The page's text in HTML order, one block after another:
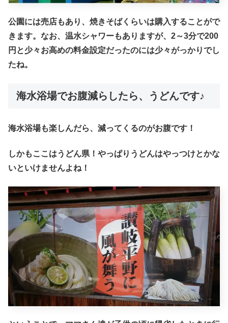
公園には売店もあり、焼きそばくらいは購入することがで
きます。なお、温水シャワーもありますが、2～3分で200
円と少々お高めの料金設定だったのには少々がっかりでし
たね。
海水浴場でお腹減らしたら、うどんです♪
海水浴場も楽しんだら、減ってくるのがお腹です！
しかもここはうどん県！やっぱりうどんはやっつけとかな
いといけませんよね！